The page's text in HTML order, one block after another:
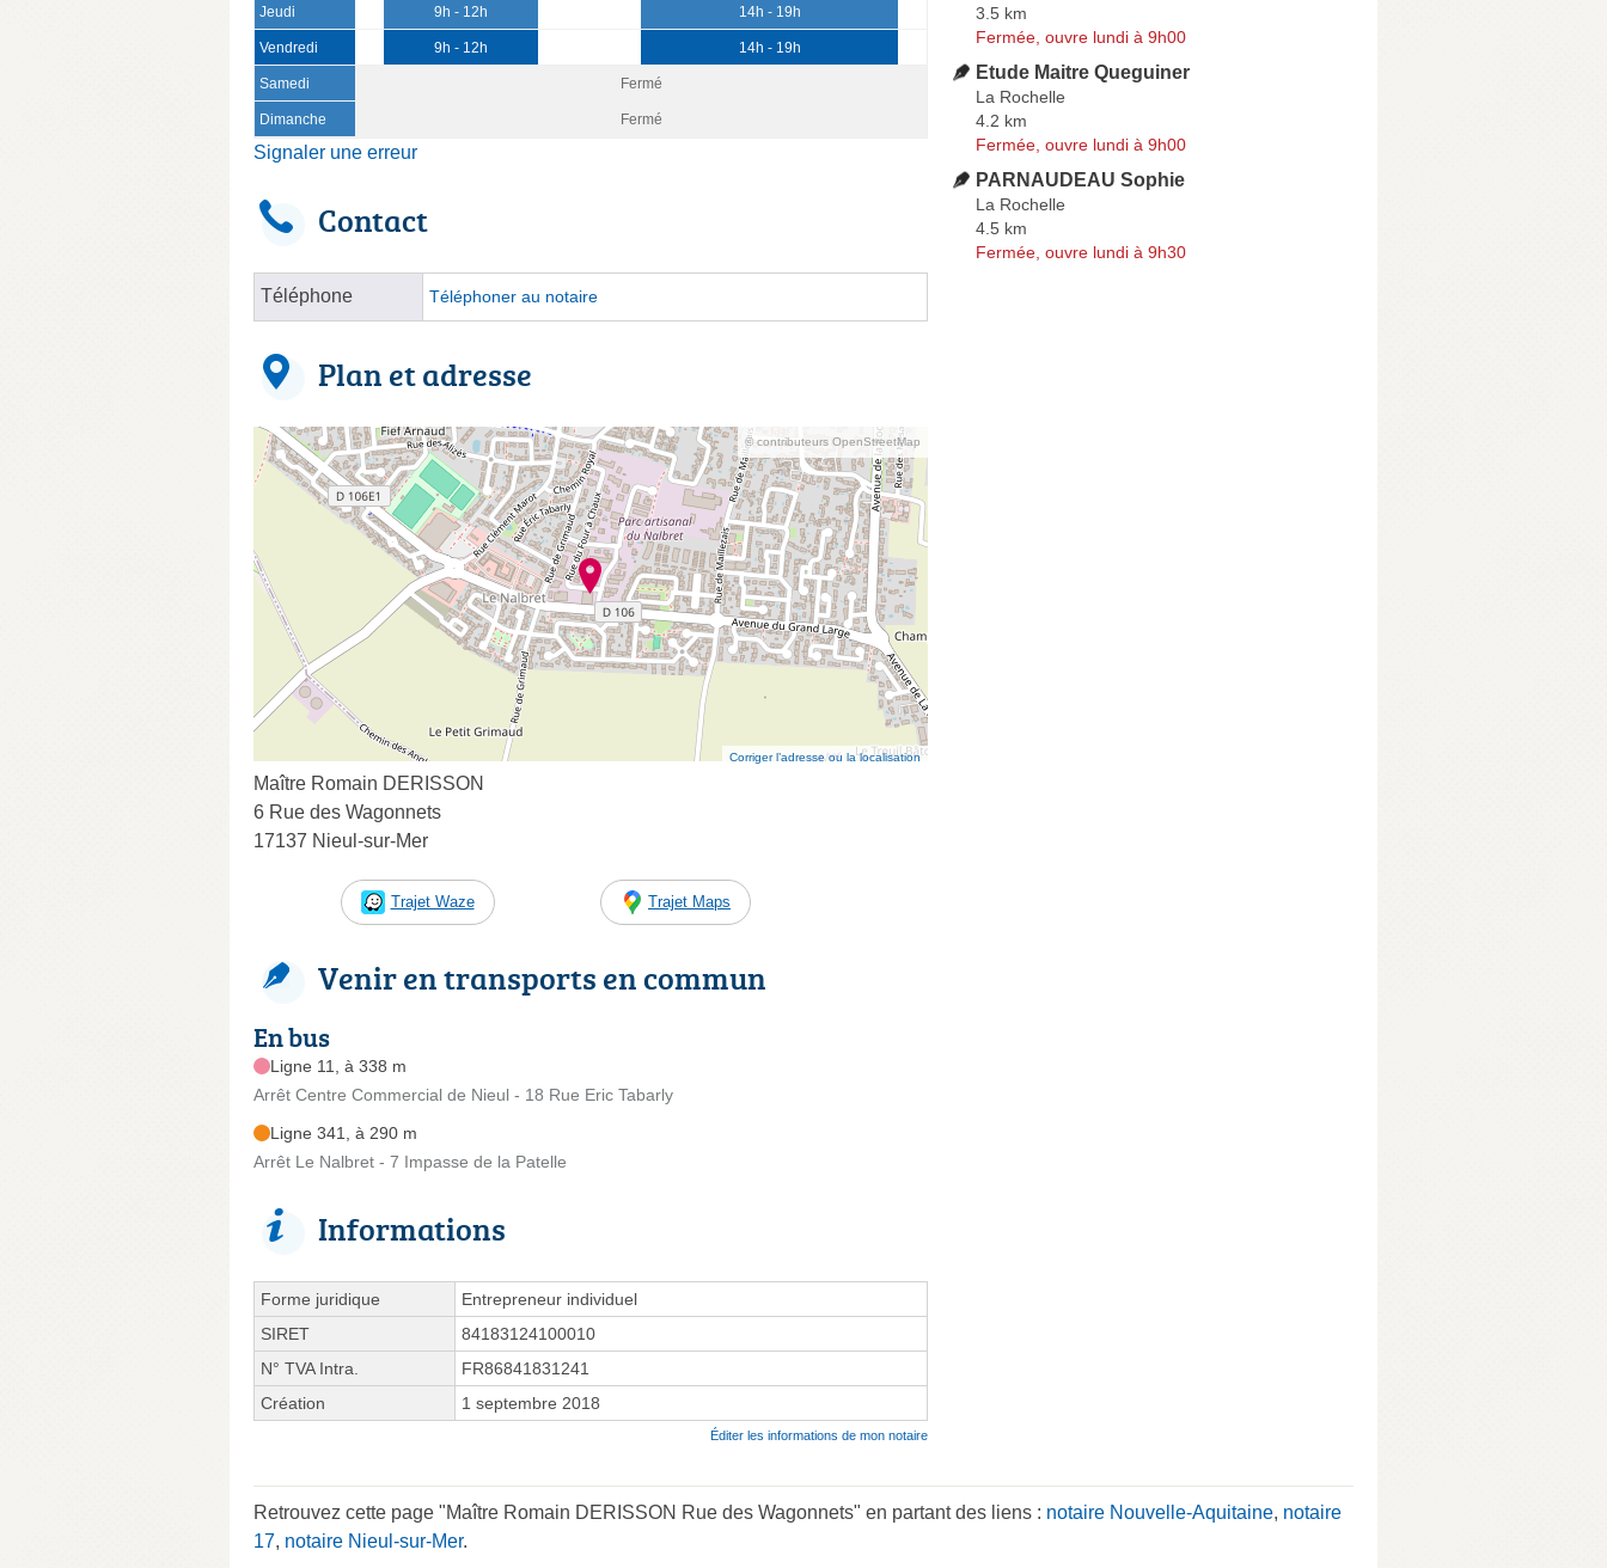
Jeudi 9h - 12h 14h - 19h
Vendredi 9h - 12h 14h - 19h
Samedi Fermé
Dimanche Fermé
Signaler une erreur
Contact
Téléphone Téléphoner au notaire
Plan et adresse
© contributeurs OpenStreetMap
Corriger l’adresse ou la localisation
Maître Romain DERISSON
6 Rue des Wagonnets
17137 Nieul-sur-Mer
Trajet Waze Trajet Maps
Venir en transports en commun
En bus
Ligne 11, à 338 m
Arrêt Centre Commercial de Nieul - 18 Rue Eric Tabarly
Ligne 341, à 290 m
Arrêt Le Nalbret - 7 Impasse de la Patelle
Informations
Forme juridique
Entrepreneur individuel
SIRET
84183124100010
N° TVA Intra.
FR86841831241
Création
1 septembre 2018
Éditer les informations de mon notaire
3.5 km
Fermée, ouvre lundi à 9h00
Etude Maitre Queguiner
La Rochelle
4.2 km
Fermée, ouvre lundi à 9h00
PARNAUDEAU Sophie
La Rochelle
4.5 km
Fermée, ouvre lundi à 9h30
Retrouvez cette page "Maître Romain DERISSON Rue des Wagonnets" en partant des liens : notaire Nouvelle-Aquitaine, notaire
17, notaire Nieul-sur-Mer.